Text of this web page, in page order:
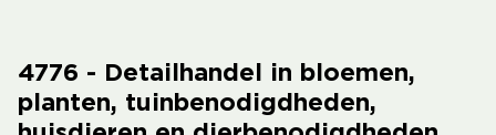
4776 - Detailhandel in bloemen,
planten, tuinbenodigdheden,